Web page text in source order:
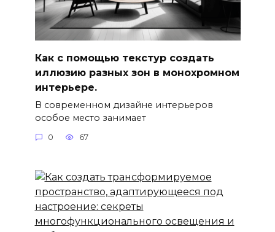
Как с помощью текстур создать
иллюзию разных зон в монохромном
интерьере.
В современном дизайне интерьеров
особое место занимает
0 67